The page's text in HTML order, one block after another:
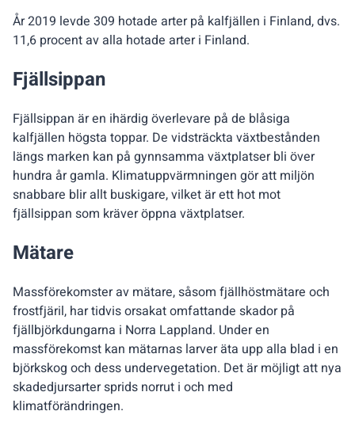
År 2019 levde 309 hotade arter på kalfjällen i Finland, dvs.
11,6 procent av alla hotade arter i Finland.
Fjällsippan
Fjällsippan är en ihärdig överlevare på de blåsiga
kalfjällen högsta toppar. De vidsträckta växtbestånden
längs marken kan på gynnsamma växtplatser bli över
hundra år gamla. Klimatuppvärmningen gör att miljön
snabbare blir allt buskigare, vilket är ett hot mot
fjällsippan som kräver öppna växtplatser.
Mätare
Massförekomster av mätare, såsom fjällhöstmätare och
frostfjäril, har tidvis orsakat omfattande skador på
fjällbjörkdungarna i Norra Lappland. Under en
massförekomst kan mätarnas larver äta upp alla blad i en
björkskog och dess undervegetation. Det är möjligt att nya
skadedjursarter sprids norrut i och med
klimatförändringen.